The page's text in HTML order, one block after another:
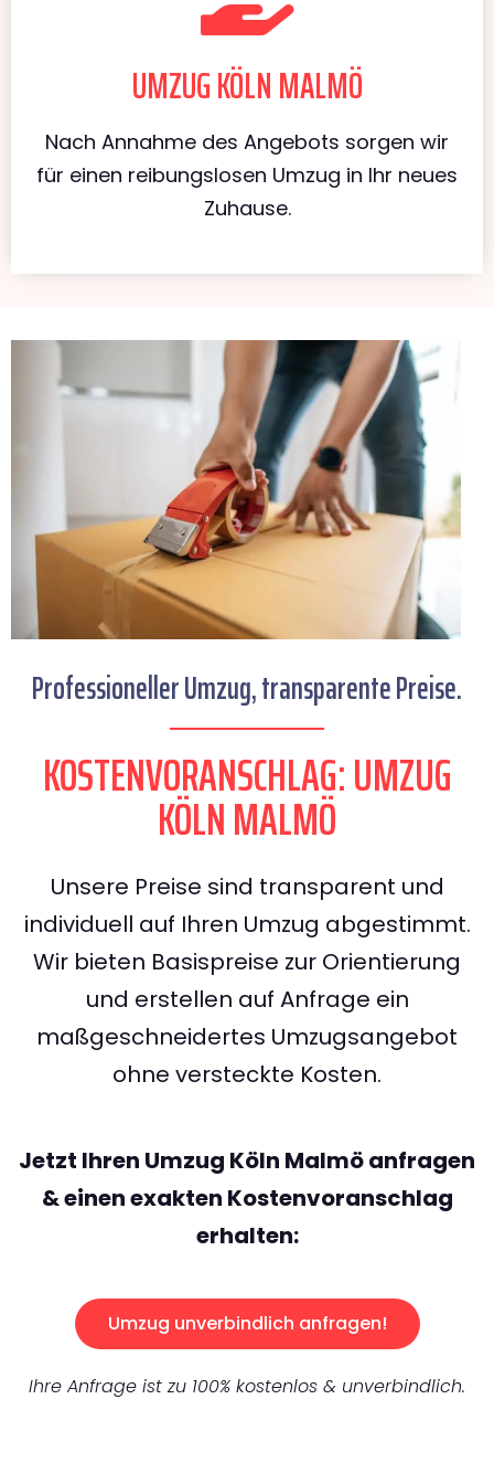
UMZUG KÖLN MALMÖ
Nach Annahme des Angebots sorgen wir
für einen reibungslosen Umzug in Ihr neues
Zuhause.
Professioneller Umzug, transparente Preise.
KOSTENVORANSCHLAG: UMZUG
KÖLN MALMÖ
Unsere Preise sind transparent und
individuell auf Ihren Umzug abgestimmt.
Wir bieten Basispreise zur Orientierung
und erstellen auf Anfrage ein
maßgeschneidertes Umzugsangebot
ohne versteckte Kosten.
Jetzt Ihren Umzug Köln Malmö anfragen
& einen exakten Kostenvoranschlag
erhalten:
Umzug unverbindlich anfragen!
Ihre Anfrage ist zu 100% kostenlos & unverbindlich.